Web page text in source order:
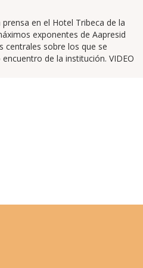
en el Hotel Tribeca de la
exponentes de Aapresid
centrales sobre los que se
de la institución. VIDEO